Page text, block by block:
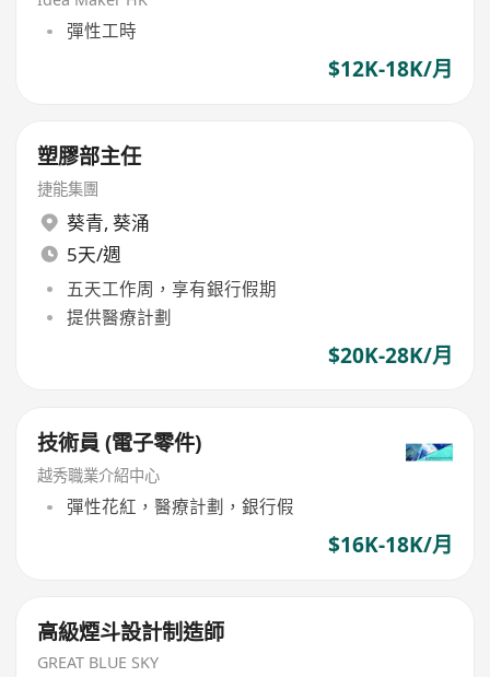
彈性工時
$12K-18K/月
塑膠部主任
捷能集團
葵青, 葵涌
5天/週
五天工作周，享有銀行假期
提供醫療計劃
$20K-28K/月
技術員 (電子零件)
越秀職業介紹中心
彈性花紅，醫療計劃，銀行假
$16K-18K/月
高級煙斗設計制造師
GREAT BLUE SKY